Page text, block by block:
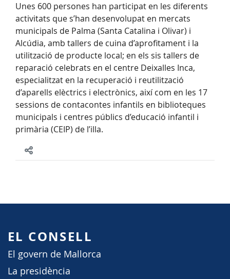
Unes 600 persones han participat en les diferents
activitats que s’han desenvolupat en mercats
municipals de Palma (Santa Catalina i Olivar) i
Alcúdia, amb tallers de cuina d’aprofitament i la
utilització de producte local; en els sis tallers de
reparació celebrats en el centre Deixalles Inca,
especialitzat en la recuperació i reutilització
d’aparells elèctrics i electrònics, així com en les 17
sessions de contacontes infantils en biblioteques
municipals i centres públics d’educació infantil i
primària (CEIP) de l’illa.
EL CONSELL
El govern de Mallorca
La presidència